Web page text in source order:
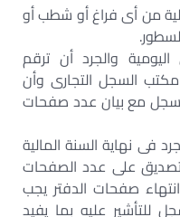
من أى فراغ أو شطب أو
والجرد أن ترقم
السجل التجارى وأن
مع بيان عدد صفحات
فى نهاية السنة المالية
على عدد الصفحات
صفحات الدفتر يجب
للتأشير عليه بما يفيد